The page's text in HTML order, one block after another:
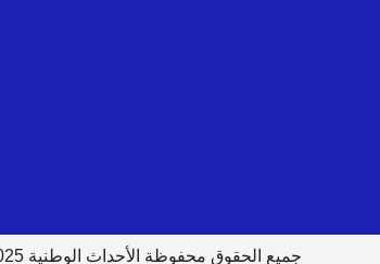
جميع الحقوق محفوظة الأحداث الوطنية 2025 ©